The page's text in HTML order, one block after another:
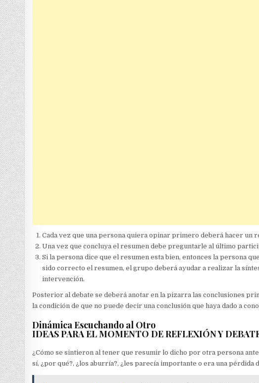
Cada vez que una persona quiera opinar primero deberá hacer un
Una vez que concluya el resumen debe preguntarle al último
Si la persona dice que el resumen esta bien, entonces la persona
sido correcto el resumen, el grupo deberá ayudar a realizar la
intervención.
Posterior al debate se deberá anotar en la pizarra las conclusiones
la condición de que no puede decir una conclusión que haya dado a
Dinámica Escuchando al Otro
IDEAS PARA EL MOMENTO DE REFLEXIÓN Y
¿Cómo se sintieron al tener que resumir lo dicho por otra persona
sí, ¿por qué?, ¿los aburría?, ¿les parecía importante o era una pérdida